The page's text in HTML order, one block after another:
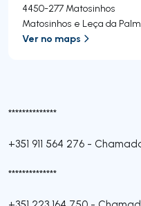
**************
+351 911 564 276 -
**************
4450-277 Matosinhos
Matosinhos e Leça da
Ver no maps